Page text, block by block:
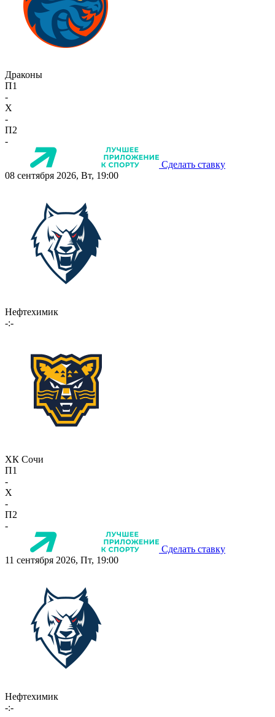
Драконы
П1
-
X
-
П2
-
Сделать ставку
08 сентября 2026, Вт, 19:00
Нефтехимик
-:-
ХК Сочи
П1
-
X
-
П2
-
Сделать ставку
11 сентября 2026, Пт, 19:00
Нефтехимик
-:-